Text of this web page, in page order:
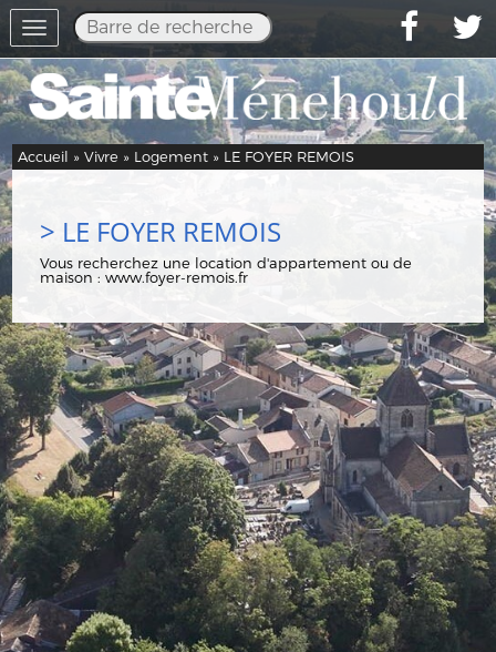
Toggle
navigation
Accueil »Vivre » Logement » LE FOYER REMOIS
> LE FOYER REMOIS
Vous recherchez une location d'appartement ou de
maison :www.foyer-remois.fr